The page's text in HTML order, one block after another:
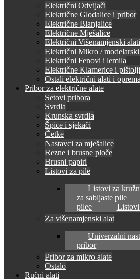
Električni Odvijači
Električne Glodalice i pribor
Električne Blanjalice
Električne Mješalice
Električni Višenamjenski alati
Električni Mikro /
Električni Fenovi i lemila
Električne Klamerice i
Ostali električni alati i oprema
Pribor za električne alate
Setovi pribora
Svrdla
Krunska svrdla
Špice i sjekači
Četke
Nastavci za mješalice
Rezne i brusne ploče
Brusni papiri
Listovi za pile
Listovi za
za sabljaste pile
pilee
Listovi
Za višenamjenski alat
Univerzalni
pribor
Pribor za mikro alate
Ostalo
Ručni alati